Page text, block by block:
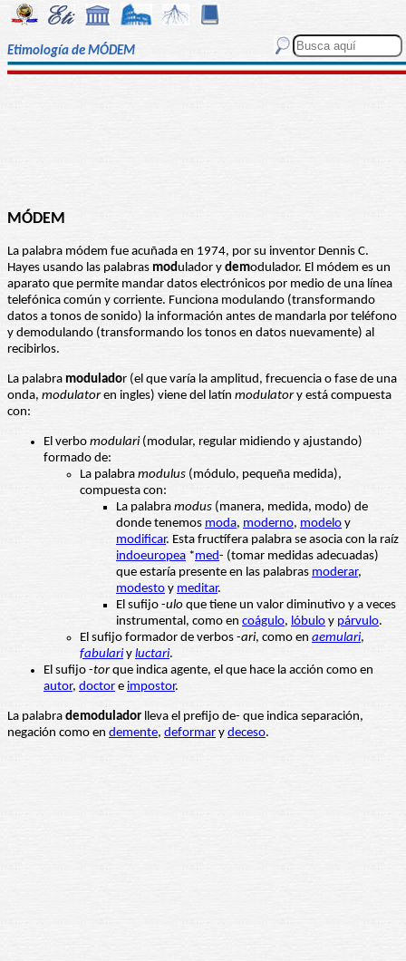
Etimología de MÓDEM
MÓDEM
La palabra módem fue acuñada en 1974, por su inventor Dennis C.
Hayes usando las palabras modulador y demodulador. El módem es un
aparato que permite mandar datos electrónicos por medio de una línea
telefónica común y corriente. Funciona modulando (transformando
datos a tonos de sonido) la información antes de mandarla por teléfono
y demodulando (transformando los tonos en datos nuevamente) al
recibirlos.
La palabra modulador (el que varía la amplitud, frecuencia o fase de una
onda, modulatoren ingles) viene del latín modulatory está compuesta
con:
El verbo modulari (modular, regular midiendo y ajustando)
formado de:
La palabra modulus (módulo, pequeña medida),
compuesta con:
La palabra modus (manera, medida, modo) de
donde tenemos moda, moderno, modelo y
modificar. Esta fructífera palabra se asocia con la raíz
indoeuropea *med- (tomar medidas adecuadas)
que estaría presente en las palabras moderar,
modesto y meditar.
El sufijo -ulo que tiene un valor diminutivo y a veces
instrumental, como en coágulo, lóbulo y párvulo.
El sufijo formador de verbos -ari, como en aemulari,
fabulariy luctari.
El sufijo -torque indica agente, el que hace la acción como en
autor, doctor e impostor.
La palabra demodulador lleva el prefijo de- que indica separación,
negación como en demente, deformar y deceso.